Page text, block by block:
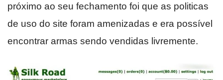
próximo ao seu fechamento foi que as politicas
de uso do site foram amenizadas e era possível
encontrar armas sendo vendidas livremente.